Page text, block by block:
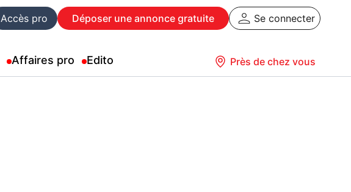
Accès pro Déposer une annonce gratuite Se connecter
Affaires pro Edito Près de chez vous